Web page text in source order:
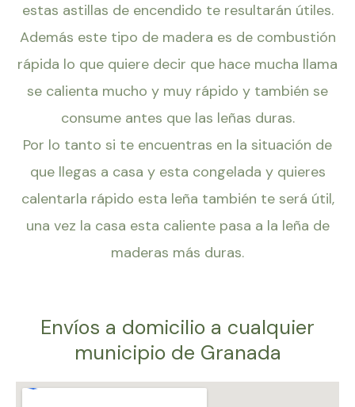
estas astillas de encendido te resultarán útiles.
Además este tipo de madera es de combustión
rápida lo que quiere decir que hace mucha llama
se calienta mucho y muy rápido y también se
consume antes que las leñas duras.
Por lo tanto si te encuentras en la situación de
que llegas a casa y esta congelada y quieres
calentarla rápido esta leña también te será útil,
una vez la casa esta caliente pasa a la leña de
maderas más duras.
Envíos a domicilio a cualquier
municipio de Granada